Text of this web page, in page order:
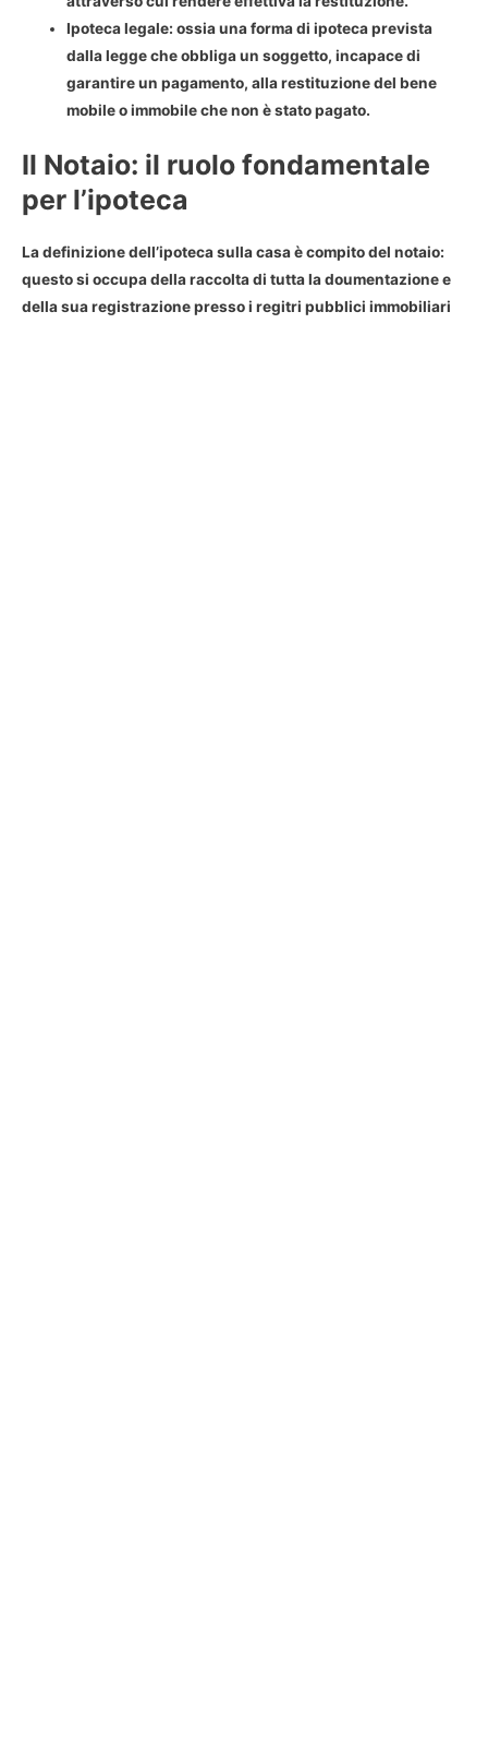
Ipoteca legale: ossia una forma di ipoteca prevista
dalla legge che obbliga un soggetto, incapace di
garantire un pagamento, alla restituzione del bene
mobile o immobile che non è stato pagato.
Il Notaio: il ruolo fondamentale
per l’ipoteca
Ladefinizione dell’ipoteca sulla casa è compito del notaio:
questo si occupa della raccolta di tutta la doumentazione e
della sua registrazione presso i regitri pubblici immobiliari